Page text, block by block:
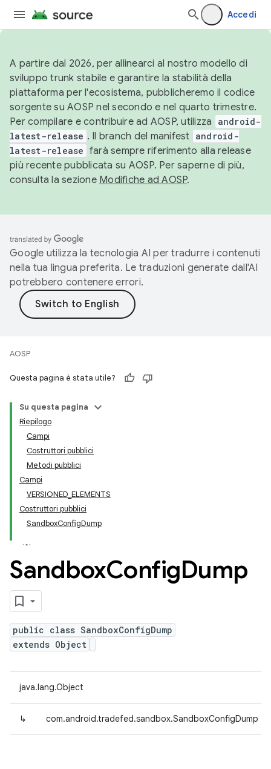
Accedi
A partire dal 2026, per allinearci al nostro modello di
sviluppo trunk stabile e garantire la stabilità della
piattaforma per l'ecosistema, pubblicheremo il codice
sorgente su AOSP nel secondo e nel quarto trimestre.
Per compilare e contribuire ad AOSP, utilizza
android-
latest-release . Il branch del manifest android-
latest-release farà sempre riferimento alla release
più recente pubblicata su AOSP. Per saperne di più,
consulta la sezione Modifiche ad AOSP.
Google utilizza la tecnologia AI per tradurre i contenuti
nella tua lingua preferita. Le traduzioni generate dall'AI
potrebbero contenere errori.
AOSP
Questa pagina è stata utile?
Su questa pagina
Riepilogo
Campi
Costruttori pubblici
Metodi pubblici
Campi
VERSIONED_ELEMENTS
Costruttori pubblici
SandboxConfigDump
SandboxConfigDump
public class SandboxConfigDump
extends Object
java.lang.Object
↳ com.android.tradefed.sandbox.SandboxConfigDump